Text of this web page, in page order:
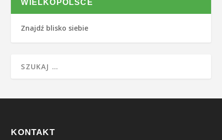
WIELKOPOLSCE
Znajdź blisko siebie
KONTAKT